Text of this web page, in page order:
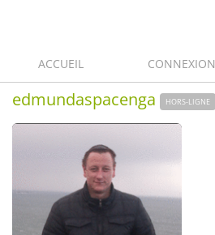
ACCUEIL CONNEXION
edmundaspacenga HORS-LIGNE